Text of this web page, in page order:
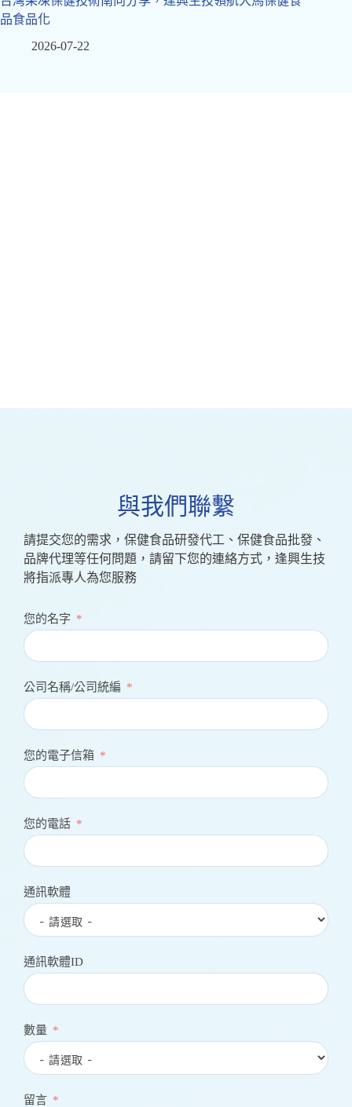
品食品化
2026-07-22
與我們聯繫
請提交您的需求，保健食品研發代工、保健食品批發、
品牌代理等任何問題，請留下您的連絡方式，逢興生技
將指派專人為您服務
您的名字
公司名稱/公司統編
您的電子信箱
您的電話
通訊軟體
通訊軟體ID
數量
留言